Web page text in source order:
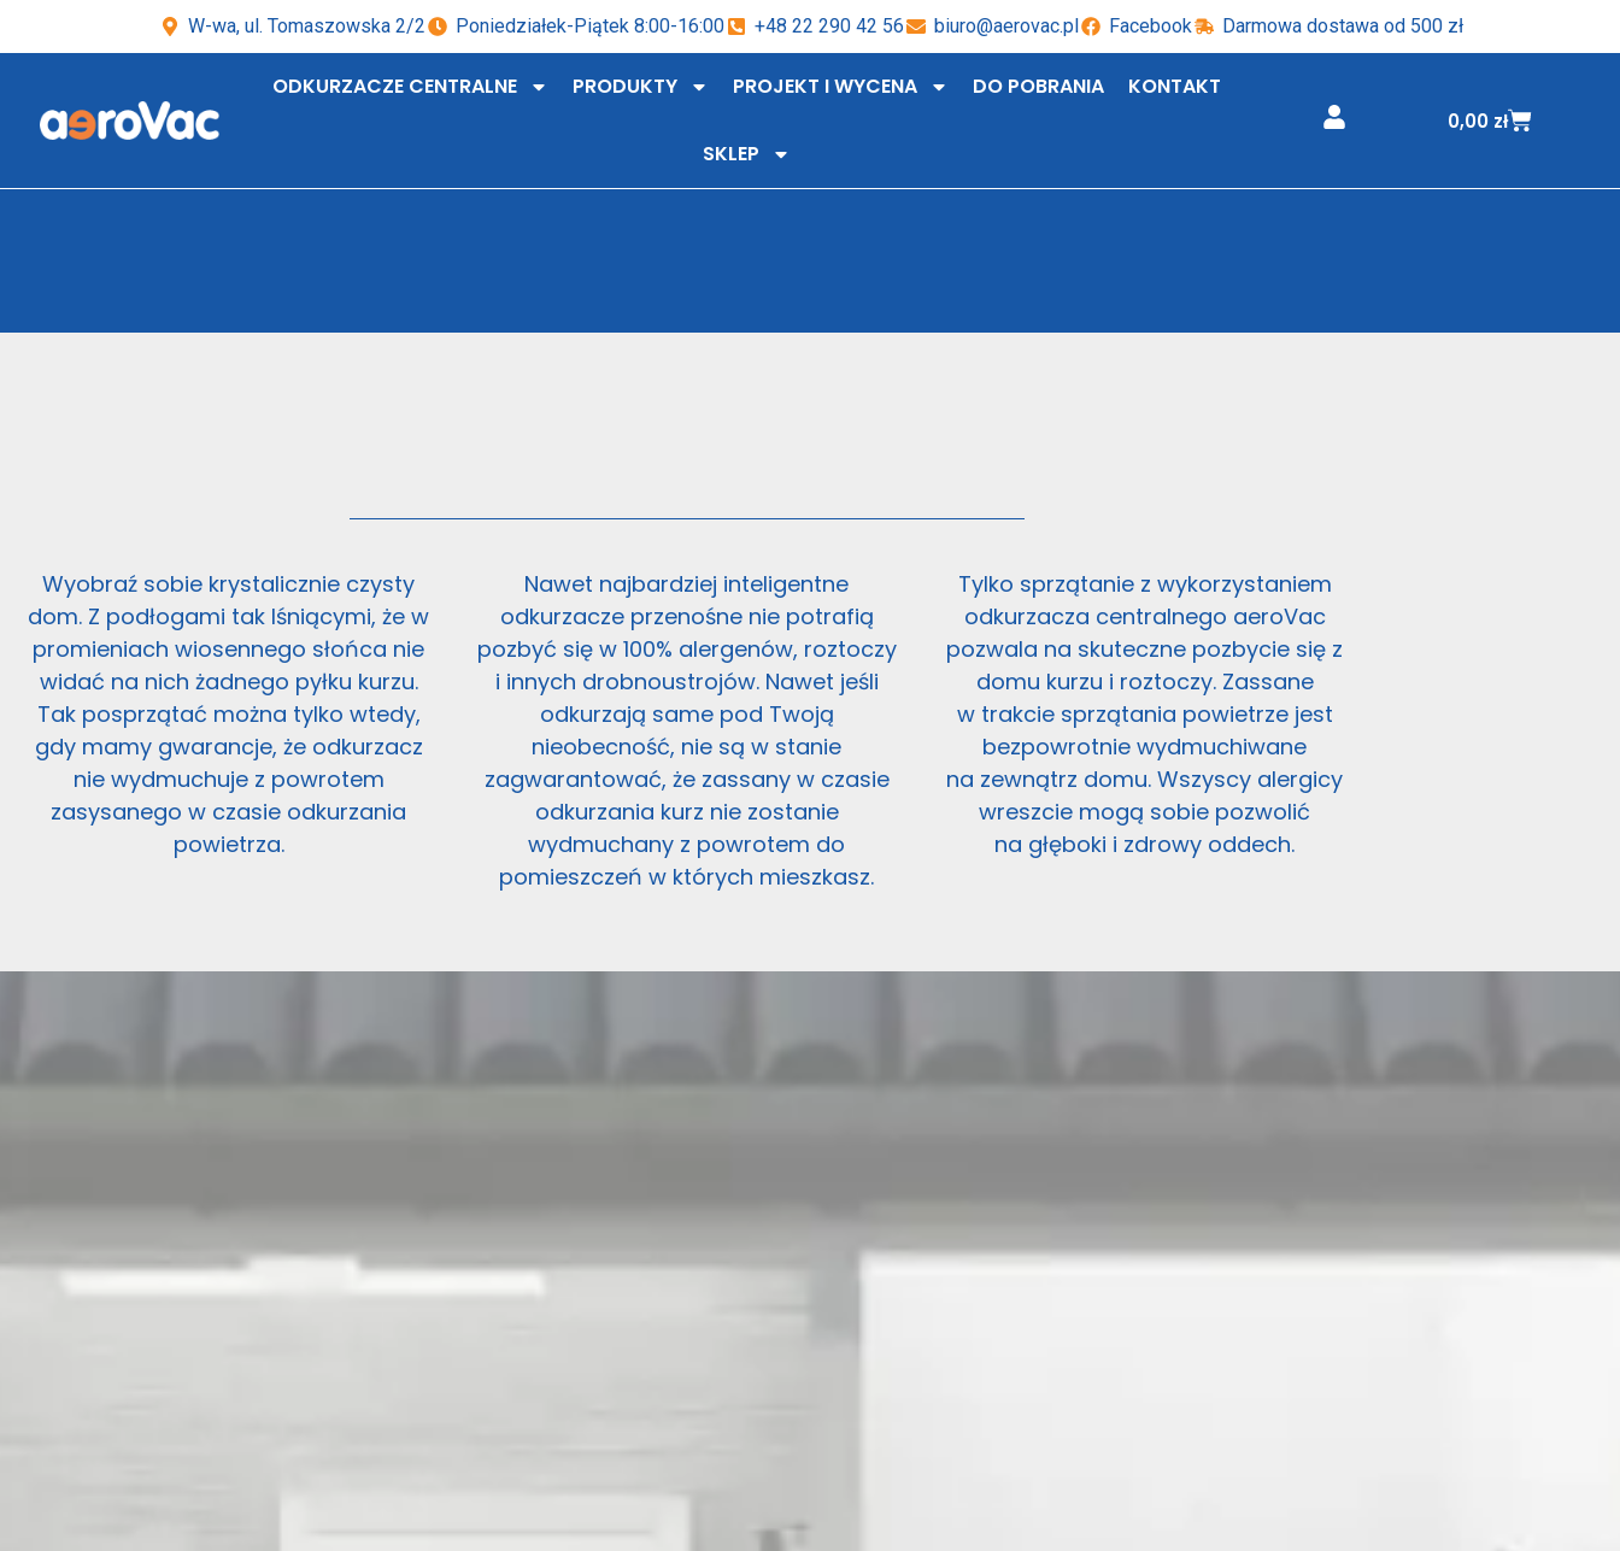
W-wa, ul. Tomaszowska 2/2 Poniedziałek-Piątek 8:00-16:00 +48 22 290 42 56 biuro@aerovac.pl Facebook Darmowa dostawa od 500 zł
ODKURZACZE CENTRALNE PRODUKTY PROJEKT I WYCENA DO POBRANIA KONTAKT
SKLEP
0,00 zł
Wyobraź sobie krystalicznie czysty
dom. Z podłogami tak lśniącymi, że w
promieniach wiosennego słońca nie
widać na nich żadnego pyłku kurzu.
Tak posprzątać można tylko wtedy,
gdy mamy gwarancje, że odkurzacz
nie wydmuchuje z powrotem
zasysanego w czasie odkurzania
powietrza.
Nawet najbardziej inteligentne
odkurzacze przenośne nie potrafią
pozbyć się w 100% alergenów, roztoczy
i innych drobnoustrojów. Nawet jeśli
odkurzają same pod Twoją
nieobecność, nie są w stanie
zagwarantować, że zassany w czasie
odkurzania kurz nie zostanie
wydmuchany z powrotem do
pomieszczeń w których mieszkasz.
Tylko sprzątanie z wykorzystaniem
odkurzacza centralnego aeroVac
pozwala na skuteczne pozbycie się z
domu kurzu i roztoczy. Zassane
w trakcie sprzątania powietrze jest
bezpowrotnie wydmuchiwane
na zewnątrz domu. Wszyscy alergicy
wreszcie mogą sobie pozwolić
na głęboki i zdrowy oddech.